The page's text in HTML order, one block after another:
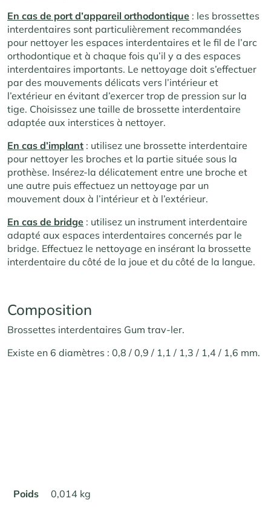
En cas de port d’appareil orthodontique : les brossettes
interdentaires sont particulièrement recommandées
pour nettoyer les espaces interdentaires et le fil de l’arc
orthodontique et à chaque fois qu’il y a des espaces
interdentaires importants. Le nettoyage doit s’effectuer
par des mouvements délicats vers l’intérieur et
l’extérieur en évitant d’exercer trop de pression sur la
tige. Choisissez une taille de brossette interdentaire
adaptée aux interstices à nettoyer.
En cas d’implant : utilisez une brossette interdentaire
pour nettoyer les broches et la partie située sous la
prothèse. Insérez-la délicatement entre une broche et
une autre puis effectuez un nettoyage par un
mouvement doux à l’intérieur et à l’extérieur.
En cas de bridge : utilisez un instrument interdentaire
adapté aux espaces interdentaires concernés par le
bridge. Effectuez le nettoyage en insérant la brossette
interdentaire du côté de la joue et du côté de la langue.
Composition
Brossettes interdentaires Gum trav-ler.
Existe en 6 diamètres : 0,8 / 0,9 / 1,1 / 1,3 / 1,4 / 1,6 mm.
Poids 0,014 kg